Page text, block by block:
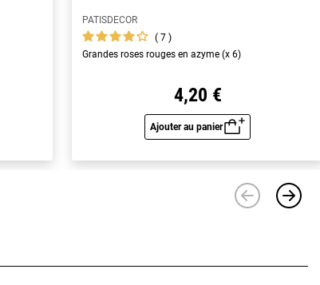
PATISDECOR
7
Grandes roses rouges en azyme (x 6)
4,20 €
Ajouter au panier
Aperçu rapide